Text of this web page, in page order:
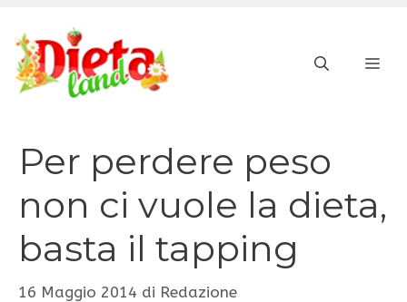
contenuto
Per perdere peso
non ci vuole la dieta,
basta il tapping
16 Maggio 2014 di Redazione